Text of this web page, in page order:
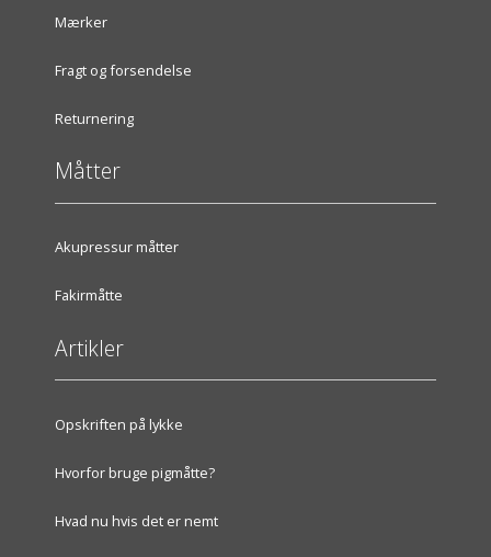
Mærker
Fragt og forsendelse
Returnering
Måtter
Akupressur måtter
Fakirmåtte
Artikler
Opskriften på lykke
Hvorfor bruge pigmåtte?
Hvad nu hvis det er nemt